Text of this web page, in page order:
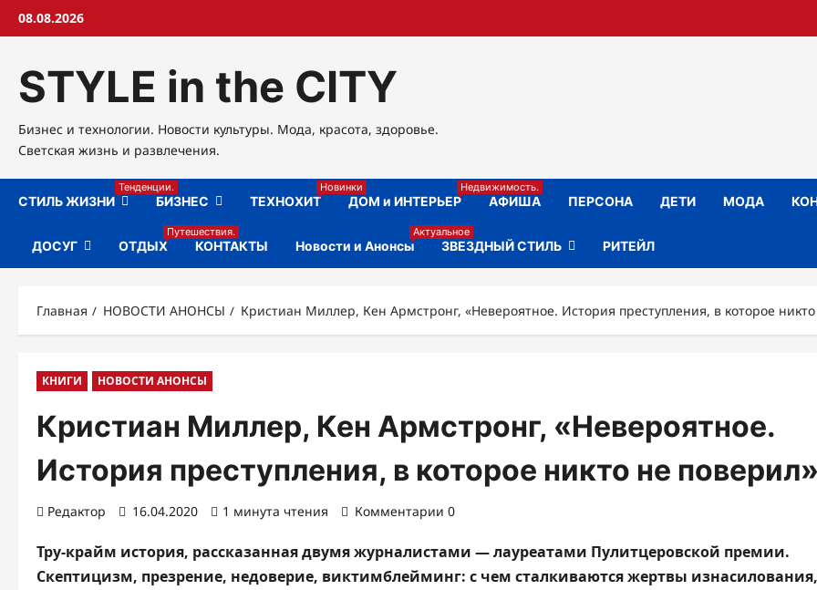
Перейти
08.08.2026
STYLE in the CITY
Бизнес и технологии. Новости культуры. Мода, красота, здоровье.
Светская жизнь и развлечения.
СТИЛЬ ЖИЗНИ
Тенденции.
БИЗНЕС ТЕХНОХИТ
Новинки
ДОМ и ИНТЕРЬЕР
Недвижимость.
АФИША ПЕРСОНА ДЕТИ МОДА
ДОСУГ ОТДЫХ
Путешествия.
КОНТАКТЫ Новости и Анонсы
Актуальное
ЗВЕЗДНЫЙ СТИЛЬ РИТЕЙЛ
Главная НОВОСТИ АНОНСЫ Кристиан Миллер, Кен Армстронг, «Невероятное. История преступления, в которое
КНИГИ НОВОСТИ АНОНСЫ
Кристиан Миллер, Кен Армстронг, «Невероятное.
История преступления, в которое никто не
Редактор 16.04.2020 1 минута чтения Комментарии 0
Тру-крайм история, рассказанная двумя журналистами — лауреатами Пулитцеровской премии.
Скептицизм, презрение, недоверие, виктимблейминг: с чем сталкиваются жертвы изнасилования,